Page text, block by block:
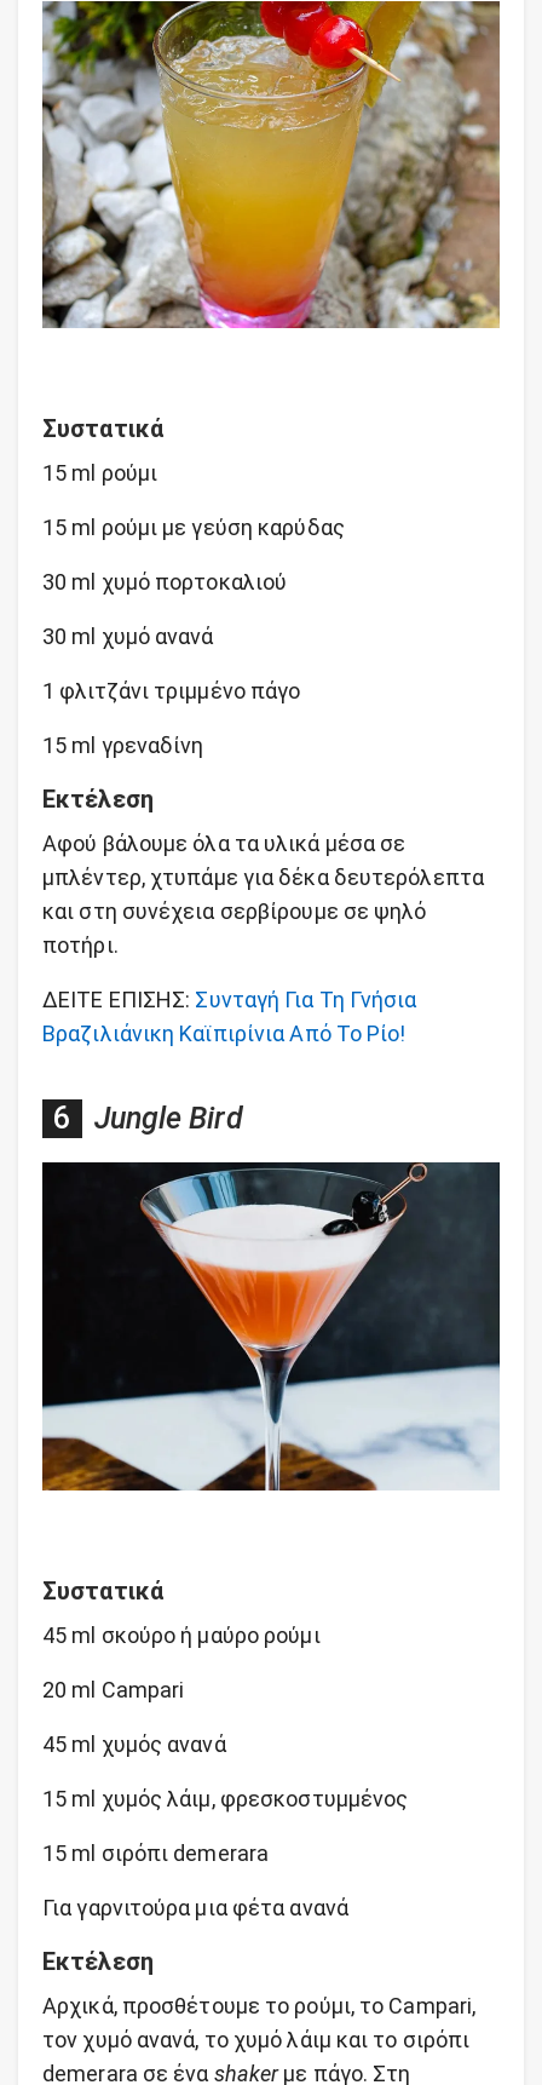
Συστατικά
15 ml ρούμι
15 ml ρούμι με γεύση καρύδας
30 ml χυμό πορτοκαλιού
30 ml χυμό ανανά
1 φλιτζάνι τριμμένο πάγο
15 ml γρεναδίνη
Εκτέλεση
Αφού βάλουμε όλα τα υλικά μέσα σε
μπλέντερ, χτυπάμε για δέκα δευτερόλεπτα
και στη συνέχεια σερβίρουμε σε ψηλό
ποτήρι.
ΔΕΙΤΕ ΕΠΙΣΗΣ: Συνταγή Για Τη Γνήσια
Βραζιλιάνικη Καϊπιρίνια Από Το Ρίο!
Jungle Bird
Συστατικά
45 ml σκούρο ή μαύρο ρούμι
20 ml Campari
45 ml χυμός ανανά
15 ml χυμός λάιμ, φρεσκοστυμμένος
15 ml σιρόπι demerara
Για γαρνιτούρα μια φέτα ανανά
Εκτέλεση
Αρχικά, προσθέτουμε το ρούμι, το Campari,
τον χυμό ανανά, το χυμό λάιμ και το σιρόπι
demerara σε ένα shakerμε πάγο. Στη